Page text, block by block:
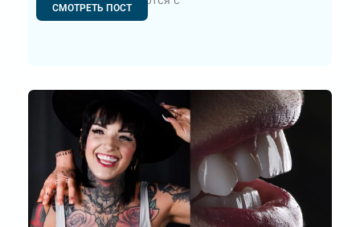
СМОТРЕТЬ ПОСТ